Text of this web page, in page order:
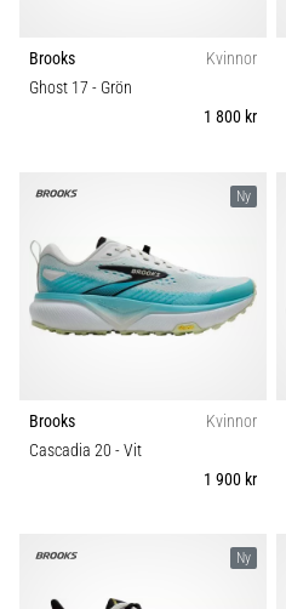
Brooks
Kvinnor
Ghost 17 - Grön
1 800 kr
Ny
Brooks
Kvinnor
Cascadia 20 - Vit
1 900 kr
Ny